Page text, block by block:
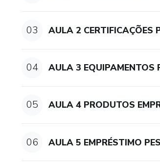
03 AULA 2 CERTIFICAÇÕES
04 AULA 3 EQUIPAMENTOS
05 AULA 4 PRODUTOS
06 AULA 5 EMPRÉSTIMO